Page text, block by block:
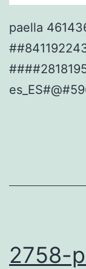
paella
2758-